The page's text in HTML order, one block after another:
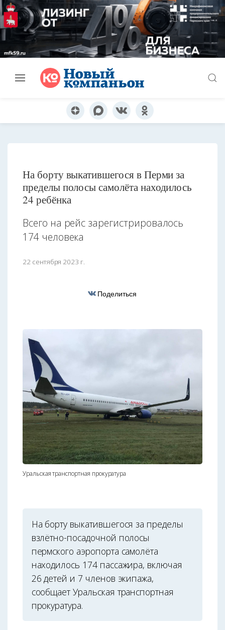
На борту выкатившегося в Перми за
пределы полосы самолёта находилось
24 ребёнка
Всего на рейс зарегистрировалось
174 человека
22 сентября 2023 г.
Поделиться
Уральская транспортная прокуратура
На борту выкатившегося за пределы
взлётно-посадочной полосы
пермского аэропорта самолёта
находилось 174 пассажира, включая
26 детей и 7 членов экипажа,
сообщает Уральская транспортная
прокуратура.